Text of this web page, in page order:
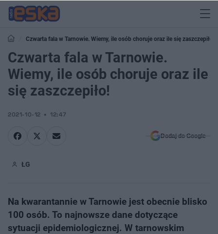
Czwarta fala w Tarnowie. Wiemy, ile osób choruje oraz ile się zaszczepiło!
Czwarta fala w Tarnowie.
Wiemy, ile osób choruje oraz ile
się zaszczepiło!
2021-10-12 12:47
Dodaj do Google
ŁG
Na kwarantannie w Tarnowie jest obecnie blisko
100 osób. To najnowsze dane dotyczące
sytuacji epidemiologicznej. W tarnowskim